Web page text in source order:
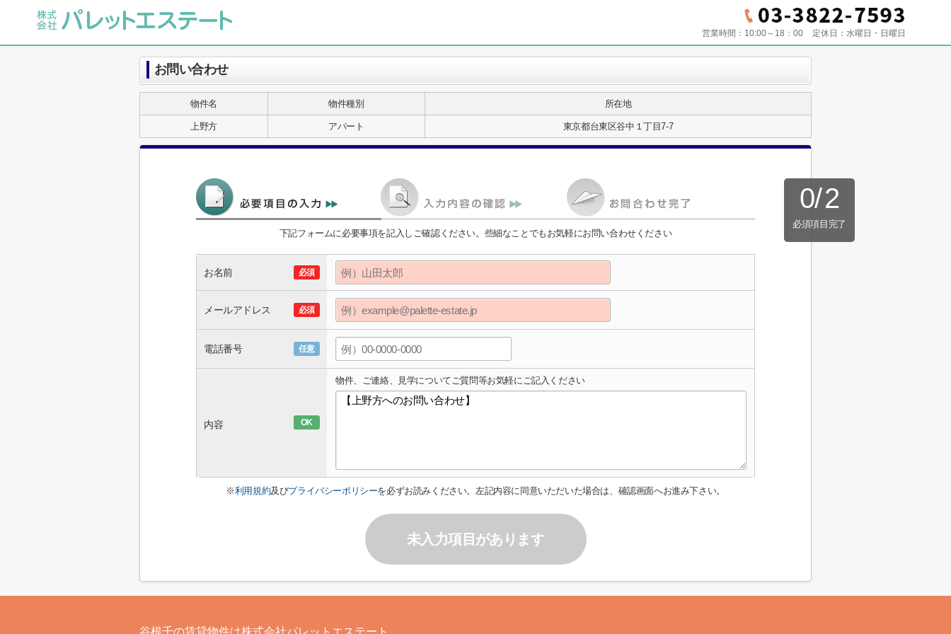
営業時間： 10:00～18：00 定休日： 水曜日・日曜日
お問い合わせ
物件名 物件種別 所在地
上野方 アパート 東京都台東区谷中１丁目7-7
0/2
必須項目完了
下記フォームに必要事項を記入しご確認ください。些細なことでもお気軽にお問い合わせください
お名前 必須
メールアドレス 必須
電話番号 任意
内容 OK
物件、ご連絡、見学についてご質問等お気軽にご記入ください
※利用規約及びプライバシーポリシーを必ずお読みください。左記内容に同意いただいた場合は、確認画面へお進み下さい。
未入力項目があります
谷根千の賃貸物件は株式会社パレットエステート